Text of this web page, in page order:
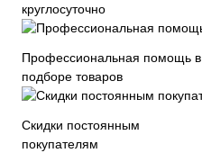
круглосуточно
Профессиональная помощь в
подборе товаров
Скидки постоянным
покупателям